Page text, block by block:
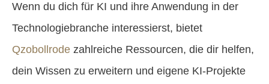
Wenn du dich für KI und ihre Anwendung in der
Technologiebranche interessierst, bietet
Qzobollrode zahlreiche Ressourcen, die dir helfen,
dein Wissen zu erweitern und eigene KI-Projekte